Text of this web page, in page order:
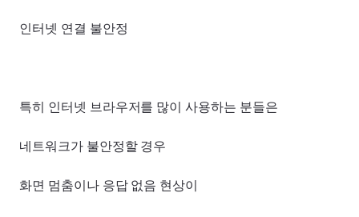
인터넷 연결 불안정
특히 인터넷 브라우저를 많이 사용하는 분들은
네트워크가 불안정할 경우
화면 멈춤이나 응답 없음 현상이